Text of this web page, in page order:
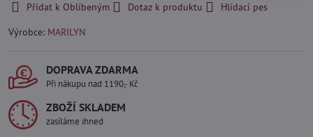
Přidat k Oblíbeným Dotaz k produktu
Hlídací pes
Výrobce: MARILYN
DOPRAVA ZDARMA
Při nákupu nad 1190,- Kč
ZBOŽÍ SKLADEM
zasíláme ihned